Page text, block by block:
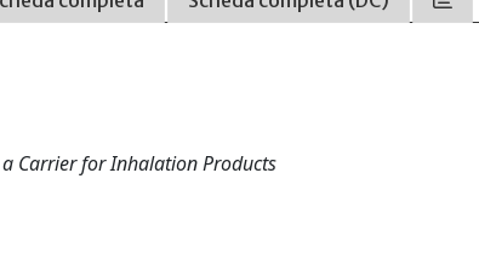
Carrier for Inhalation Products